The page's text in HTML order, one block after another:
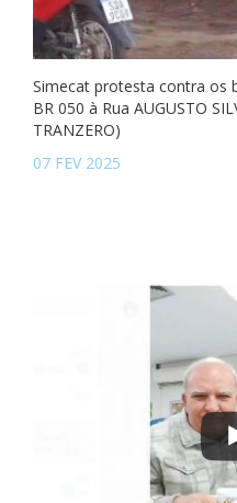
Simecat protesta contra os
BR 050 à Rua AUGUSTO
TRANZERO)
07 FEV 2025